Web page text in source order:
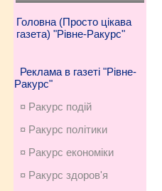
Головна (Просто цікава
газета) "Рівне-Ракурс"
Реклама в газеті "Рівне-
Ракурс"
¤ Ракурс подій
¤ Ракурс політики
¤ Ракурс економiки
¤ Ракурс здоров'я